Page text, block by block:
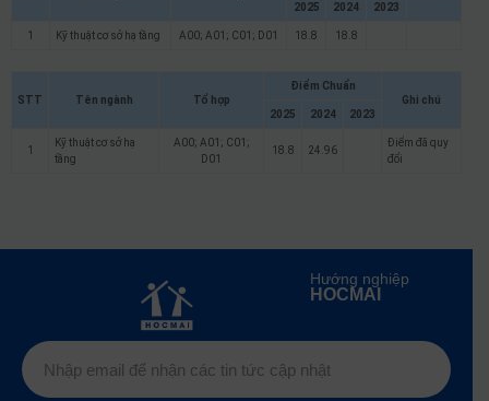
2025
2024 2023
1 Kỹ thuật cơ sở hạ tầng A00; A01; C01; D01 18.8 18.8
STT Tên ngành Tổ hợp
Điểm Chuẩn
Ghi chú
2025
2024 2023
1
Kỹ thuật cơ sở hạ
tầng
A00; A01; C01;
D01
18.8 24.96
Điểm đã quy
đổi
Hướng nghiệp
HOCMAI